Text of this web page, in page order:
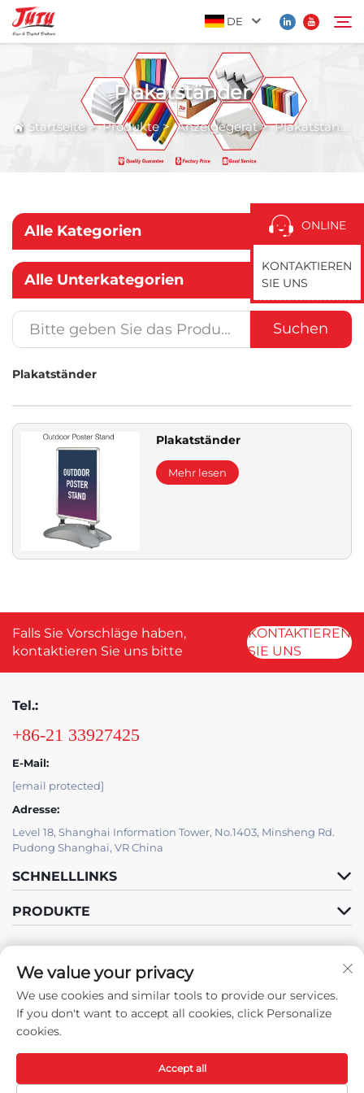
DE
Startseite
Anwendung
Nachrichten
Kontaktieren Sie Uns
Suchen
ONLINE
KONTAKTIEREN
SIE UNS
Plakatständer
Startseite>Produkte>Anzeigegerät>Plakatständer
Alle Kategorien
Alle Unterkategorien
Suchen
Plakatständer
Plakatständer
Mehr lesen
Falls Sie Vorschläge haben,
kontaktieren Sie uns bitte
KONTAKTIEREN
SIE UNS
Tel.:
+86-21 33927425
E-Mail:
[email protected]
Adresse:
Level 18, Shanghai Information Tower, No.1403, Minsheng Rd.
Pudong Shanghai, VR China
SCHNELLLINKS
PRODUKTE
IT-SUPPORT VON JUTU
Folgen Sie uns
Urheberrecht © Shanghai JUTU New Materials Technology Limited
Alle Rechte vorbehalten -Datenschutzrichtlinie-Blog
We value your privacy
We use cookies and similar tools to provide our services.
If you don't want to accept all cookies, click Personalize
cookies.
Accept all